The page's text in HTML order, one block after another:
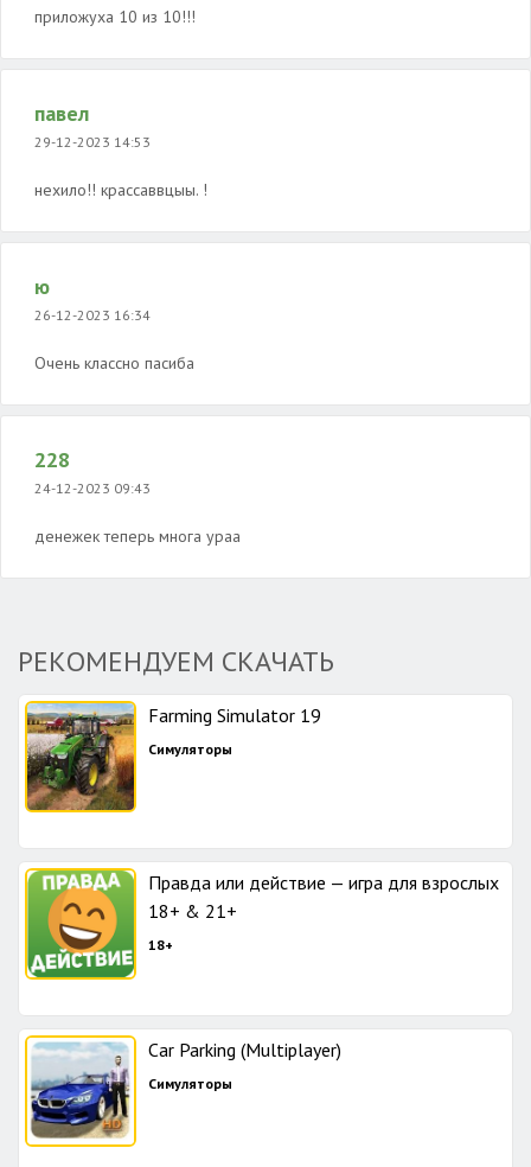
приложуха 10 из 10!!!
павел
29-12-2023 14:53
нехило!! крассаввцыы. !
ю
26-12-2023 16:34
Очень классно пасиба
228
24-12-2023 09:43
денежек теперь многа ураа
РЕКОМЕНДУЕМ СКАЧАТЬ
Farming Simulator 19
Симуляторы
Правда или действие — игра для взрослых
18+ & 21+
18+
Car Parking (Multiplayer)
Симуляторы